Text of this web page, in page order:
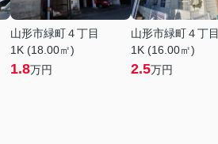
山形市緑町４丁目
1K (18.00㎡)
1.8万円
山形市緑町４丁目
1K (16.00㎡)
2.5万円